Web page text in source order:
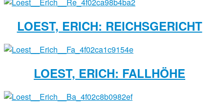
LOEST, ERICH: REICHSGERICHT
LOEST, ERICH: FALLHÖHE